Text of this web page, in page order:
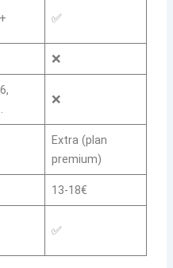
✅
❌
❌
Extra (plan
premium)
13-18€
✅